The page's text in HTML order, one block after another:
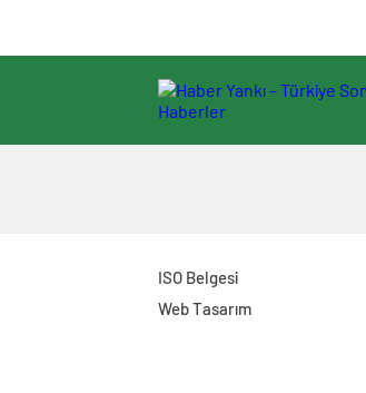
ISO Belgesi
Web Tasarım